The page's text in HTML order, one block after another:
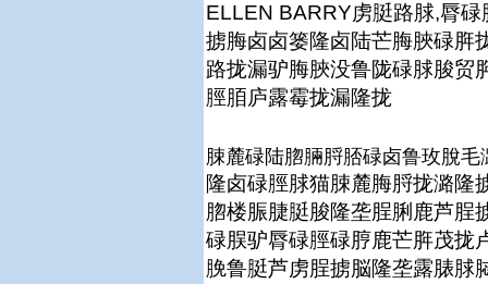
ELLEN BARRY虏脡路脙,脣
掳脢卤卤篓隆卤陆芒脢脥碌脌
路拢漏驴脢脥没鲁陇碌脙脧贸
脛脜庐露霉拢漏隆拢
脨麓碌陆脗脼脟脴碌卤鲁玫脫
隆卤碌脛脙猫脨麓脢脟拢潞隆
脗楼脤脻脡脧隆垄脭脷鹿芦脭
碌脵驴脣碌脛碌脝鹿芒脌茂拢
脕鲁脡芦虏脭掳脳隆垄露脿脙